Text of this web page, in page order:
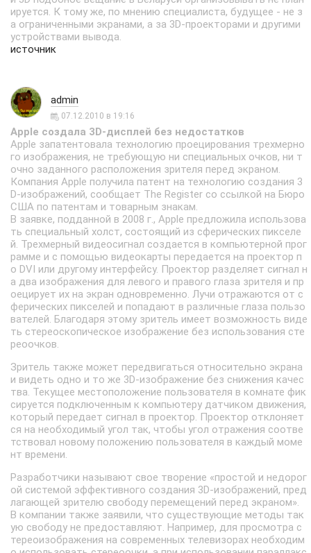
ируется. К тому же, по мнению специалиста, будущее - не з
а ограниченными экранами, а за 3D-проекторами и другими
устройствами вывода.
источник
admin
07.12.2010 в 19:16
Apple создала 3D-дисплей без недостатков
Apple запатентовала технологию проецирования трехмерно
го изображения, не требующую ни специальных очков, ни т
очно заданного расположения зрителя перед экраном.
Компания Apple получила патент на технологию создания 3
D-изображений, сообщает The Register со ссылкой на Бюро
США по патентам и товарным знакам.
В заявке, подданной в 2008 г., Apple предложила использова
ть специальный холст, состоящий из сферических пикселе
й. Трехмерный видеосигнал создается в компьютерной прог
рамме и с помощью видеокарты передается на проектор п
о DVI или другому интерфейсу. Проектор разделяет сигнал н
а два изображения для левого и правого глаза зрителя и пр
оецирует их на экран одновременно. Лучи отражаются от с
ферических пикселей и попадают в различные глаза пользо
вателей. Благодаря этому зритель имеет возможность виде
ть стереоскопическое изображение без использования сте
реоочков.
Зритель также может передвигаться относительно экрана
и видеть одно и то же 3D-изображение без снижения качес
тва. Текущее местоположение пользователя в комнате фик
сируется подключенным к компьютеру датчиком движения,
который передает сигнал в проектор. Проектор отклоняет
ся на необходимый угол так, чтобы угол отражения соотве
тствовал новому положению пользователя в каждый моме
нт времени.
Разработчики называют свое творение «простой и недорог
ой системой эффективного создания 3D-изображений, пред
лагающей зрителю свободу перемещений перед экраном».
В компании также заявили, что существующие методы так
ую свободу не предоставляют. Например, для просмотра с
тереоизображения на современных телевизорах необходим